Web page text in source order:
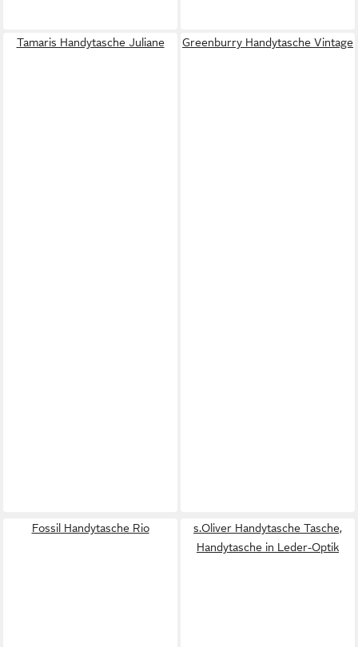
Tamaris Handytasche Juliane Greenburry Handytasche Vintage
Fossil Handytasche Rio
s.Oliver Handytasche Tasche,
Handytasche in Leder-Optik